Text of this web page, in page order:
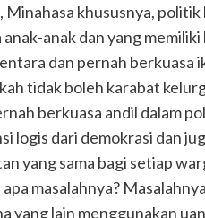
Minahasa khususnya,
anak dan yang
dan pernah berkuasa
tidak boleh karabat
berkuasa andil dalam
logis dari demokrasi dan
yang sama bagi setiap
masalahnya?
yang lain menggunakan